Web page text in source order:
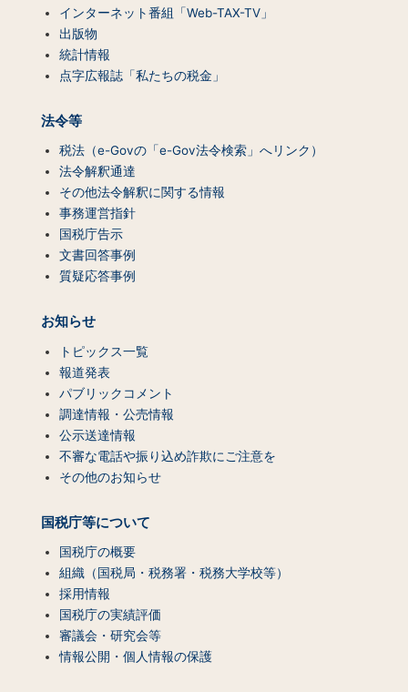
インターネット番組「Web-TAX-TV」
出版物
統計情報
点字広報誌「私たちの税金」
法令等
税法（e-Govの「e-Gov法令検索」へリンク）
法令解釈通達
その他法令解釈に関する情報
事務運営指針
国税庁告示
文書回答事例
質疑応答事例
お知らせ
トピックス一覧
報道発表
パブリックコメント
調達情報・公売情報
公示送達情報
不審な電話や振り込め詐欺にご注意を
その他のお知らせ
国税庁等について
国税庁の概要
組織（国税局・税務署・税務大学校等）
採用情報
国税庁の実績評価
審議会・研究会等
情報公開・個人情報の保護